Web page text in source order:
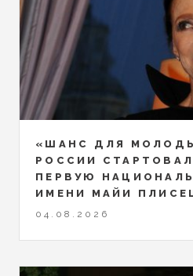
«ШАНС ДЛЯ
РОССИИ
ПЕРВУЮ
ИМЕНИ МАЙИ
04.08.2026